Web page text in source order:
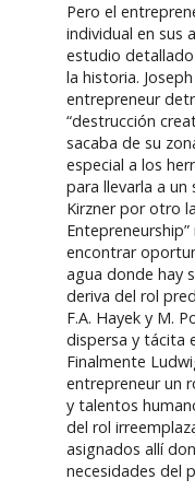
Pero el
individual en sus
estudio
la historia.
entrepreneur
“destrucción
sacaba de su
especial a los
para llevarla a un
Kirzner por otro
encontrar
agua donde hay
deriva del rol
F.A. Hayek y M.
dispersa y tácita
Finalmente
entrepreneur un
y talentos
del rol
asignados allí
necesidades del